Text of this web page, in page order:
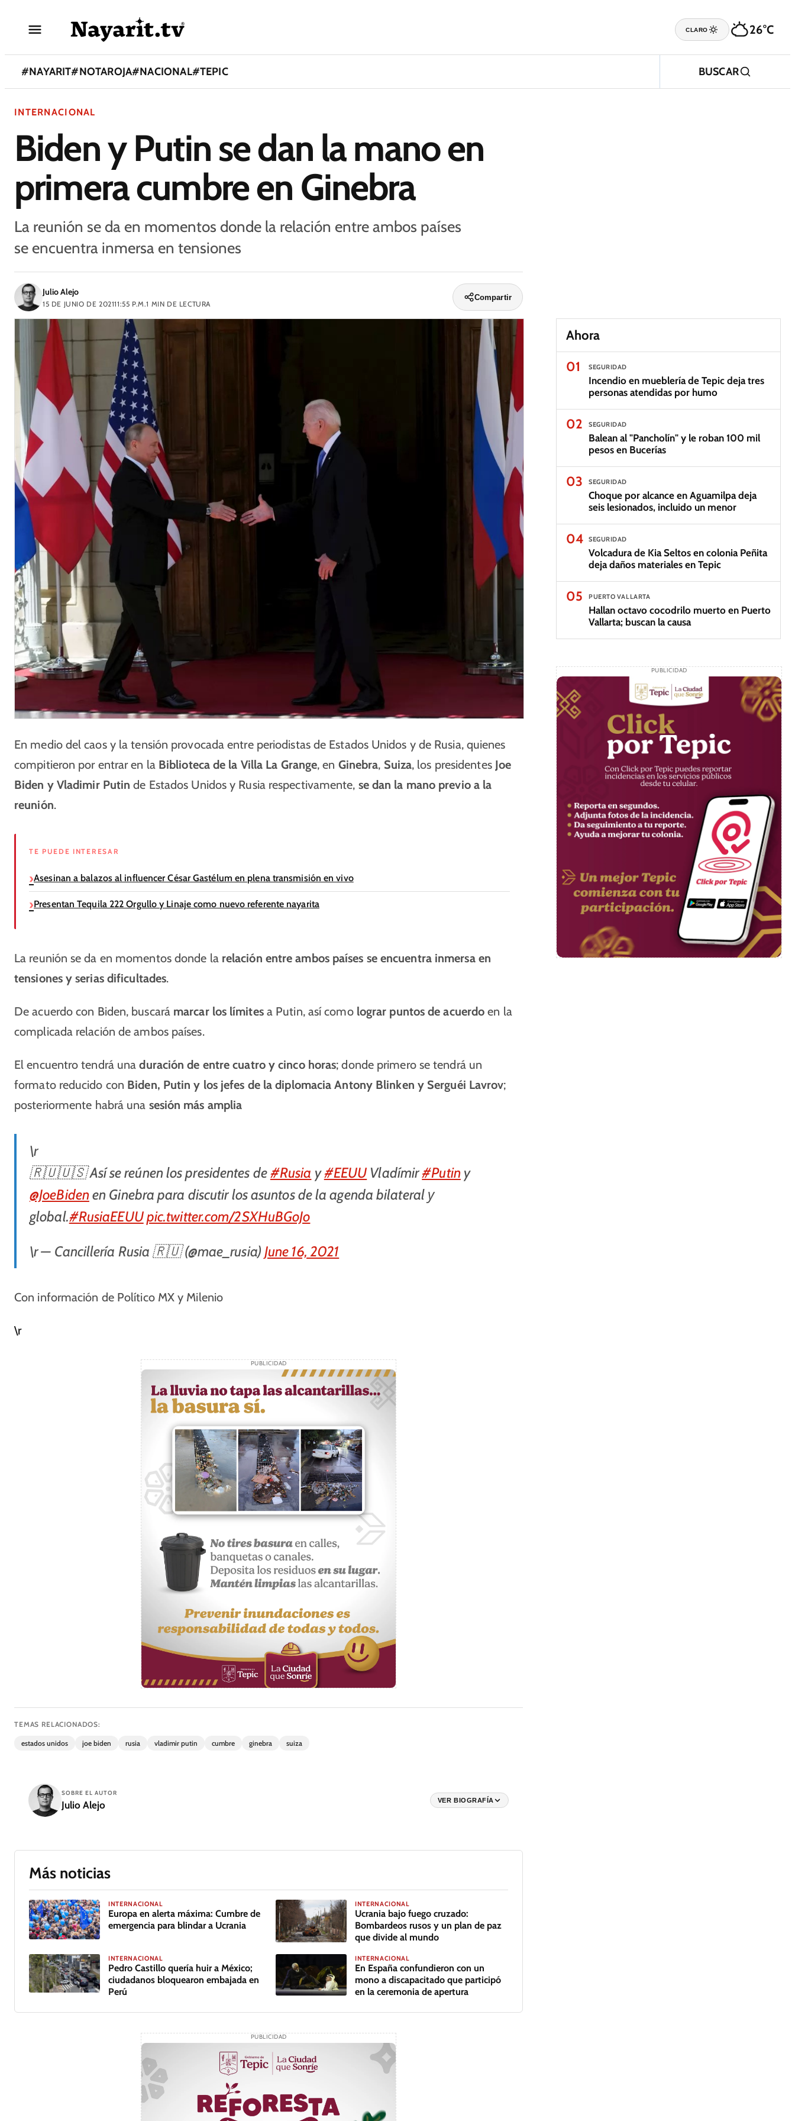
CLARO 26°C
#NAYARIT#NOTAROJA#NACIONAL#TEPIC BUSCAR
INTERNACIONAL
Biden y Putin se dan la mano en
primera cumbre en Ginebra
La reunión se da en momentos donde la relación entre ambos países
se encuentra inmersa en tensiones
Julio Alejo
15 DE JUNIO DE 202111:55 P.M.1 MIN DE LECTURA
Compartir
En medio del caos y la tensión provocada entre periodistas de Estados Unidos y de Rusia, quienes
compitieron por entrar en la Biblioteca de la Villa La Grange, en Ginebra, Suiza, los presidentes Joe
Biden y Vladimir Putin de Estados Unidos y Rusia respectivamente, se dan la mano previo a la
reunión.
TE PUEDE INTERESAR
Asesinan a balazos al influencer César Gastélum en plena transmisión en vivo
Presentan Tequila 222 Orgullo y Linaje como nuevo referente nayarita
La reunión se da en momentos donde la relación entre ambos países se encuentra inmersa en
tensiones y serias dificultades.
De acuerdo con Biden, buscará marcar los límitesa Putin, así como lograr puntos de acuerdo en la
complicada relación de ambos países.
El encuentro tendrá unaduración de entre cuatro y cinco horas; donde primero se tendrá un
formato reducido con Biden, Putin y los jefes de la diplomacia Antony Blinken y Serguéi Lavrov;
posteriormente habrá una sesión más amplia
\r
🇷🇺🇺🇸 Así se reúnen los presidentes de#Rusia y#EEUU Vladímir#Putiny
@JoeBidenen Ginebra para discutir los asuntos de la agenda bilateral у
global.#RusiaEEUUpic.twitter.com/2SXHuBGoJo
\r — Cancillería Rusia 🇷🇺 (@mae_rusia) June 16, 2021
Con información de Político MX y Milenio
\r
PUBLICIDAD
TEMAS RELACIONADOS:
estados unidos joe biden rusia vladimir putin cumbre ginebra suiza
SOBRE EL AUTOR
Julio Alejo VER BIOGRAFÍA
Más noticias
INTERNACIONAL
Europa en alerta máxima: Cumbre de
emergencia para blindar a Ucrania
INTERNACIONAL
Ucrania bajo fuego cruzado:
Bombardeos rusos y un plan de paz
que divide al mundo
INTERNACIONAL
Pedro Castillo quería huir a México;
ciudadanos bloquearon embajada en
Perú
INTERNACIONAL
En España confundieron con un
mono a discapacitado que participó
en la ceremonia de apertura
PUBLICIDAD
Ahora
01
SEGURIDAD
Incendio en mueblería de Tepic deja tres
personas atendidas por humo
02 SEGURIDAD
Balean al "Pancholín" y le roban 100 mil
pesos en Bucerías
03 SEGURIDAD
Choque por alcance en Aguamilpa deja
seis lesionados, incluido un menor
04 SEGURIDAD
Volcadura de Kia Seltos en colonia Peñita
deja daños materiales en Tepic
05 PUERTO VALLARTA
Hallan octavo cocodrilo muerto en Puerto
Vallarta; buscan la causa
PUBLICIDAD